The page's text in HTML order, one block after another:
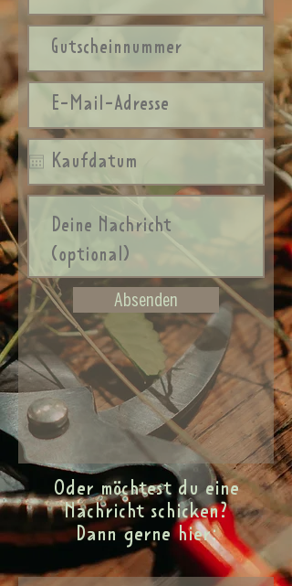
Absenden
Oder möchtest du eine
Nachricht schicken?
Dann gerne hier: